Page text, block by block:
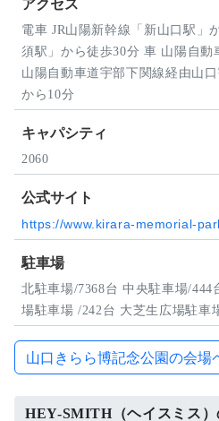
電車 JR山陽新幹線「新山口駅」
須駅」から徒歩30分 車 山陽自動
山陽自動車道宇部下関線経由山
から10分
キャパシティ
2060
公式サイト
https://www.kirara-memorial-
駐車場
北駐車場/7368台 中央駐車場/444
場駐車場 /242台 大芝生広場駐車
山口きらら博記念公園の会
HEY-SMITH（ヘイスミス）